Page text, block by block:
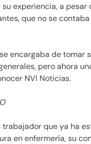
experiencia, a
que no se
encargaba de
pero ahora
NVI Noticias.
trabajador que ya ha
en enfermería, su